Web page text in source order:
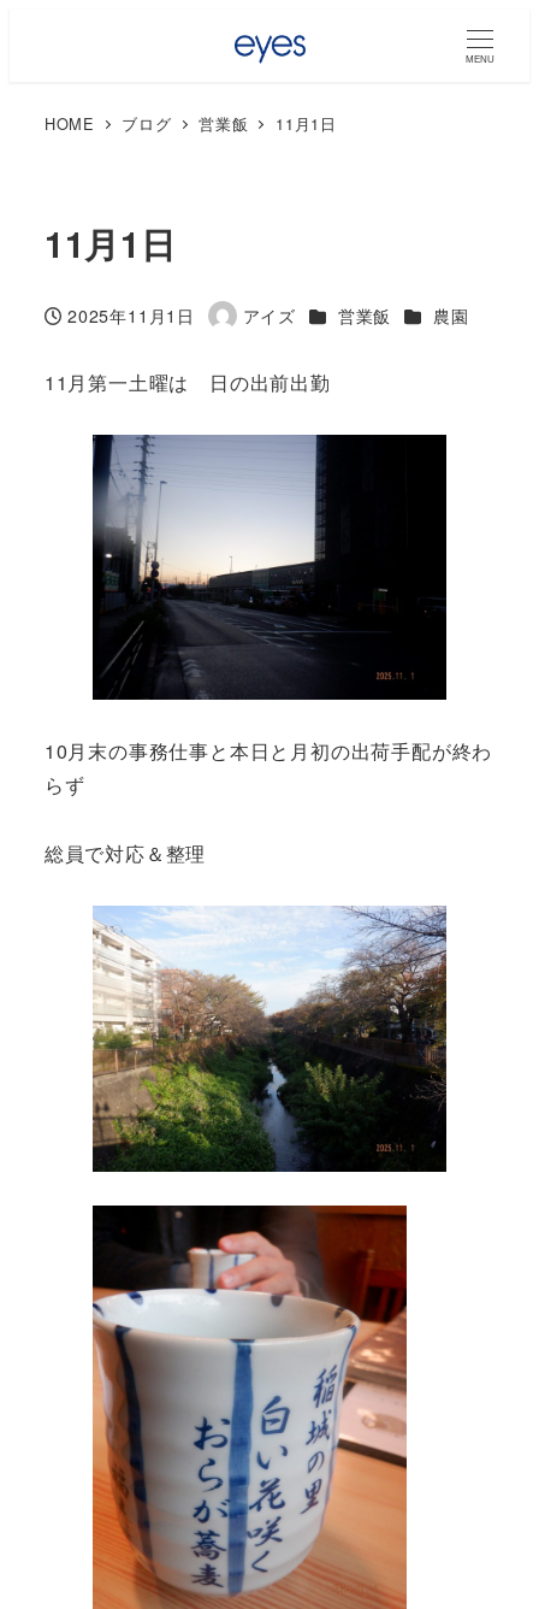
MENU
HOME ブログ 営業飯 11月1日
11月1日
投稿日
2025年11月1日
著
アイズ カテゴリー
営業飯 カテゴリー
農園
11月第一土曜は 日の出前出勤
10月末の事務仕事と本日と月初の出荷手配が終わ
らず
総員で対応＆整理